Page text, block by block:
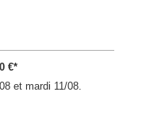
€*
et mardi 11/08.